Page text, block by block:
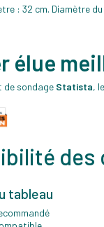
: 32 cm. Diamètre
élue
de sondage Statista,
des
tableau